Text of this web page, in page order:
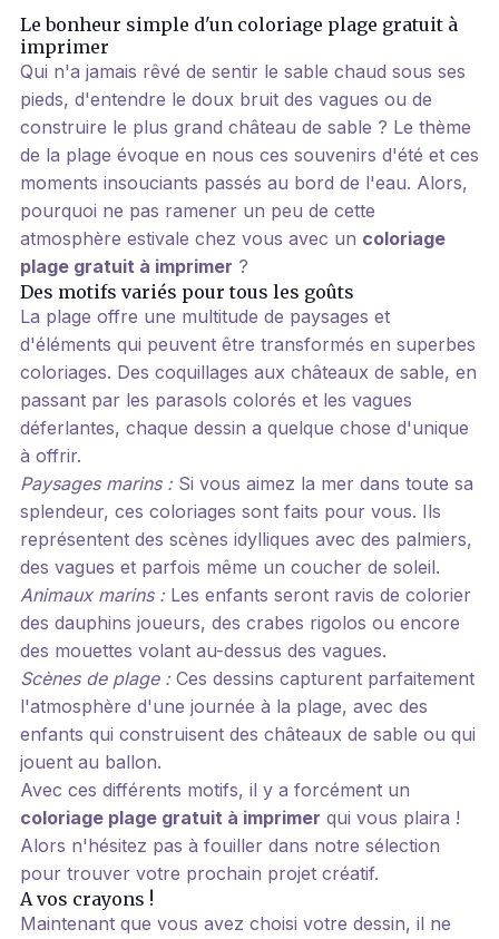
Le bonheur simple d'un coloriage plage gratuit à
imprimer
Qui n'a jamais rêvé de sentir le sable chaud sous ses
pieds, d'entendre le doux bruit des vagues ou de
construire le plus grand château de sable ? Le thème
de la plage évoque en nous ces souvenirs d'été et ces
moments insouciants passés au bord de l'eau. Alors,
pourquoi ne pas ramener un peu de cette
atmosphère estivale chez vous avec un coloriage
plage gratuit à imprimer ?
Des motifs variés pour tous les goûts
La plage offre une multitude de paysages et
d'éléments qui peuvent être transformés en superbes
coloriages. Des coquillages aux châteaux de sable, en
passant par les parasols colorés et les vagues
déferlantes, chaque dessin a quelque chose d'unique
à offrir.
Paysages marins :Si vous aimez la mer dans toute sa
splendeur, ces coloriages sont faits pour vous. Ils
représentent des scènes idylliques avec des palmiers,
des vagues et parfois même un coucher de soleil.
Animaux marins :Les enfants seront ravis de colorier
des dauphins joueurs, des crabes rigolos ou encore
des mouettes volant au-dessus des vagues.
Scènes de plage :Ces dessins capturent parfaitement
l'atmosphère d'une journée à la plage, avec des
enfants qui construisent des châteaux de sable ou qui
jouent au ballon.
Avec ces différents motifs, il y a forcément un
coloriage plage gratuit à imprimer qui vous plaira !
Alors n'hésitez pas à fouiller dans notre sélection
pour trouver votre prochain projet créatif.
A vos crayons !
Maintenant que vous avez choisi votre dessin, il ne